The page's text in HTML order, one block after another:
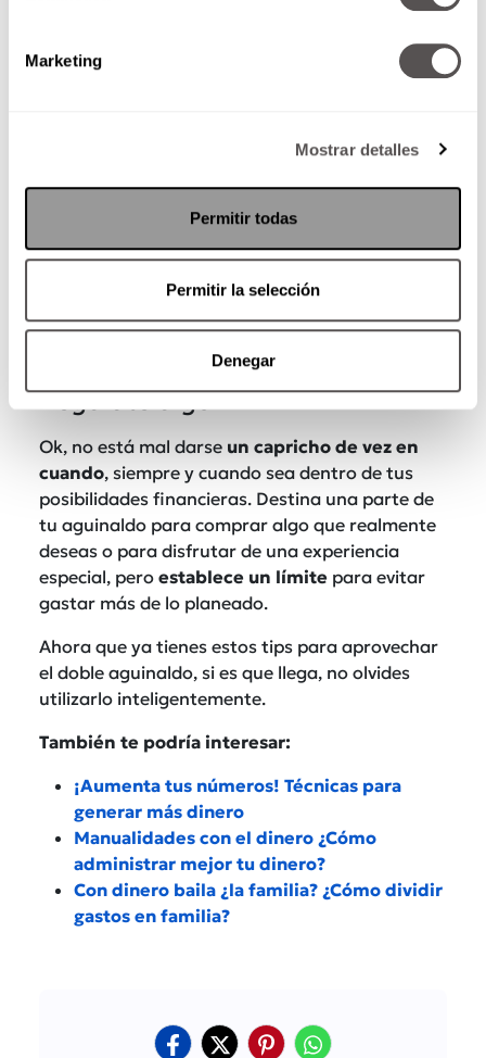
Marketing
Mostrar detalles
Permitir todas
Permitir la selección
Denegar
Paga tus deudas
destinar una parte de tu aguinaldo para
saldarlas. Esto te ayudará a reducir gastos en
intereses a largo plazo.
Regálate algo
Ok, no está mal darse un capricho de vez en
cuando, siempre y cuando sea dentro de tus
posibilidades financieras. Destina una parte de
tu aguinaldo para comprar algo que realmente
deseas o para disfrutar de una experiencia
especial, pero establece un límite para evitar
gastar más de lo planeado.
Ahora que ya tienes estos tips para aprovechar
el doble aguinaldo, si es que llega, no olvides
utilizarlo inteligentemente.
También te podría interesar:
¡Aumenta tus números! Técnicas para
generar más dinero
Manualidades con el dinero ¿Cómo
administrar mejor tu dinero?
Con dinero baila ¿la familia? ¿Cómo dividir
gastos en familia?